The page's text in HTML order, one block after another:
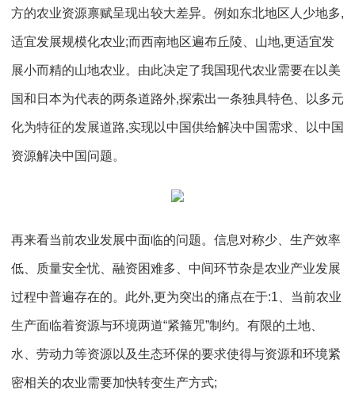
方的农业资源禀赋呈现出较大差异。例如东北地区人少地多,
适宜发展规模化农业;而西南地区遍布丘陵、山地,更适宜发
展小而精的山地农业。由此决定了我国现代农业需要在以美
国和日本为代表的两条道路外,探索出一条独具特色、以多元
化为特征的发展道路,实现以中国供给解决中国需求、以中国
资源解决中国问题。
再来看当前农业发展中面临的问题。信息对称少、生产效率
低、质量安全忧、融资困难多、中间环节杂是农业产业发展
过程中普遍存在的。此外,更为突出的痛点在于:1、当前农业
生产面临着资源与环境两道“紧箍咒”制约。有限的土地、
水、劳动力等资源以及生态环保的要求使得与资源和环境紧
密相关的农业需要加快转变生产方式;